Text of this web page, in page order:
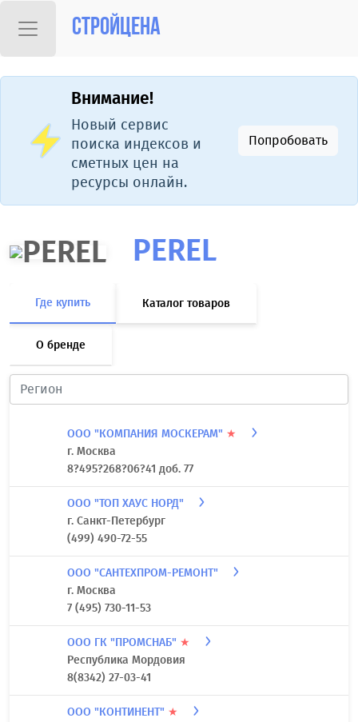
Стройцена
Внимание!
Новый сервис
поиска индексов и
сметных цен на
ресурсы онлайн.
Попробовать
PEREL
Где купить Каталог товаров
О бренде
ООО "КОМПАНИЯ МОСКЕРАМ" ★
г. Москва
8?495?268?06?41 доб. 77
ООО "ТОП ХАУС НОРД"
г. Санкт-Петербург
(499) 490-72-55
ООО "САНТЕХПРОМ-РЕМОНТ"
г. Москва
7 (495) 730-11-53
ООО ГК "ПРОМСНАБ" ★
Республика Мордовия
8(8342) 27-03-41
ООО "КОНТИНЕНТ" ★